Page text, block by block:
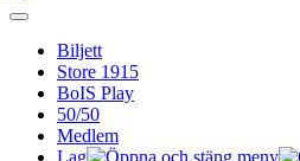
Biljett
Store 1915
BoIS Play
50/50
Medlem
Lag